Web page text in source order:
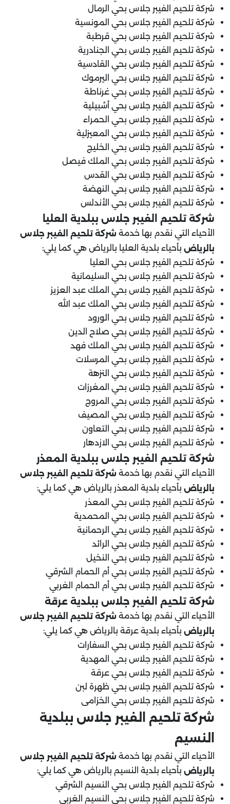
شركة تلحيم الفيبر جلاس بحي الرمال
شركة تلحيم الفيبر جلاس بحي المونسية
شركة تلحيم الفيبر جلاس بحي قرطبة
شركة تلحيم الفيبر جلاس بحي الجنادرية
شركة تلحيم الفيبر جلاس بحي القادسية
شركة تلحيم الفيبر جلاس بحي اليرموك
شركة تلحيم الفيبر جلاس بحي غرناطة
شركة تلحيم الفيبر جلاس بحي أشبيلية
شركة تلحيم الفيبر جلاس بحي الحمراء
شركة تلحيم الفيبر جلاس بحي المعيزلية
شركة تلحيم الفيبر جلاس بحي الخليج
شركة تلحيم الفيبر جلاس بحي الملك فيصل
شركة تلحيم الفيبر جلاس بحي القدس
شركة تلحيم الفيبر جلاس بحي النهضة
شركة تلحيم الفيبر جلاس بحي الأندلس
شركة تلحيم الفيبر جلاس ببلدية العليا
الأحياء التي نقدم بها خدمة شركة تلحيم الفيبر جلاس
بالرياض بأحياء بلدية العليا بالرياض هي كما يلي:
شركة تلحيم الفيبر جلاس بحي العليا
شركة تلحيم الفيبر جلاس بحي السليمانية
شركة تلحيم الفيبر جلاس بحي الملك عبد العزيز
شركة تلحيم الفيبر جلاس بحي الملك عبد الله
شركة تلحيم الفيبر جلاس بحي الورود
شركة تلحيم الفيبر جلاس بحي صلاح الدين
شركة تلحيم الفيبر جلاس بحي الملك فهد
شركة تلحيم الفيبر جلاس بحي المرسلات
شركة تلحيم الفيبر جلاس بحي النزهة
شركة تلحيم الفيبر جلاس بحي المغرزات
شركة تلحيم الفيبر جلاس بحي المروج
شركة تلحيم الفيبر جلاس بحي المصيف
شركة تلحيم الفيبر جلاس بحي التعاون
شركة تلحيم الفيبر جلاس بحي الازدهار
شركة تلحيم الفيبر جلاس ببلدية المعذر
الأحياء التي نقدم بها خدمة شركة تلحيم الفيبر جلاس
بالرياض بأحياء بلدية المعذر بالرياض هي كما يلي:
شركة تلحيم الفيبر جلاس بحي المعذر
شركة تلحيم الفيبر جلاس بحي المحمدية
شركة تلحيم الفيبر جلاس بحي الرحمانية
شركة تلحيم الفيبر جلاس بحي الرائد
شركة تلحيم الفيبر جلاس بحي النخيل
شركة تلحيم الفيبر جلاس بحي أم الحمام الشرقي
شركة تلحيم الفيبر جلاس بحي أم الحمام الغربي
شركة تلحيم الفيبر جلاس ببلدية عرقة
الأحياء التي نقدم بها خدمة شركة تلحيم الفيبر جلاس
بالرياض بأحياء بلدية عرقة بالرياض هي كما يلي:
شركة تلحيم الفيبر جلاس بحي السفارات
شركة تلحيم الفيبر جلاس بحي المهدية
شركة تلحيم الفيبر جلاس بحي عرقة
شركة تلحيم الفيبر جلاس بحي ظهرة لبن
شركة تلحيم الفيبر جلاس بحي الخزامى
شركة تلحيم الفيبر جلاس ببلدية
النسيم
الأحياء التي نقدم بها خدمة شركة تلحيم الفيبر جلاس
بالرياض بأحياء بلدية النسيم بالرياض هي كما يلي:
شركة تلحيم الفيبر جلاس بحي النسيم الشرقي
شركة تلحيم الفيبر جلاس بحي النسيم الغربي